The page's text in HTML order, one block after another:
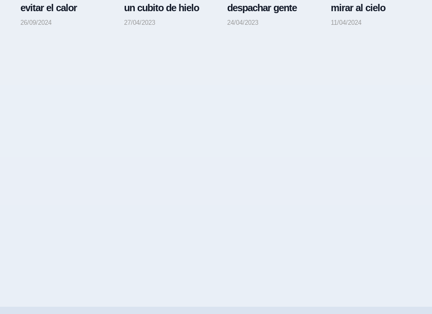
evitar el calor
26/09/2024
un cubito de hielo
27/04/2023
despachar gente
24/04/2023
mirar al cielo
11/04/2024